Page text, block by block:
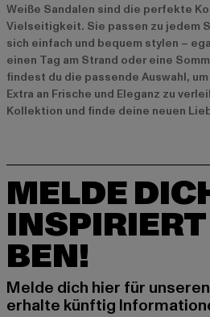
Weiße Sandalen sind die perfekte
Vielseitigkeit. Sie passen zu jedem
sich einfach und bequem stylen –
einen Tag am Strand oder eine
findest du die passende Auswahl,
Extra an Frische und Eleganz zu
Kollektion und finde deine neuen
MELDE
BEN!
Melde dich hier für
erhalte künftig